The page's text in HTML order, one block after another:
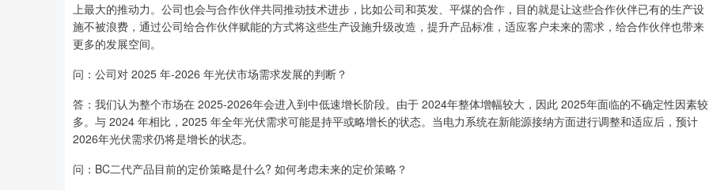
上最大的推动力。公司也会与合作伙伴共同推动技术进步，比如公司和英发、平煤的合作，目的就是让这些合作伙伴已有的生产设
施不被浪费，通过公司给合作伙伴赋能的方式将这些生产设施升级改造，提升产品标准，适应客户未来的需求，给合作伙伴也带来
更多的发展空间。
问：公司对 2025 年-2026 年光伏市场需求发展的判断？
答：我们认为整个市场在 2025-2026年会进入到中低速增长阶段。由于 2024年整体增幅较大，因此 2025年面临的不确定性因素较
多。与 2024 年相比，2025 年全年光伏需求可能是持平或略增长的状态。当电力系统在新能源接纳方面进行调整和适应后，预计
2026年光伏需求仍将是增长的状态。
问：BC二代产品目前的定价策略是什么? 如何考虑未来的定价策略？